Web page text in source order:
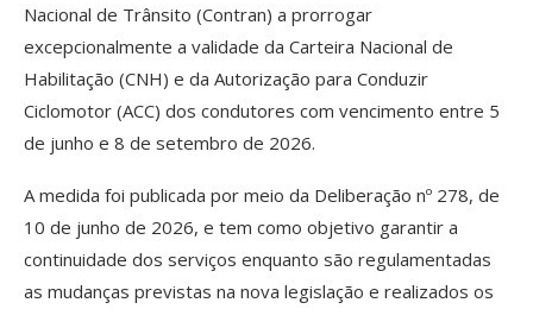
Nacional de Trânsito (Contran) a prorrogar
excepcionalmente a validade da Carteira Nacional de
Habilitação (CNH) e da Autorização para Conduzir
Ciclomotor (ACC) dos condutores com vencimento entre 5
de junho e 8 de setembro de 2026.
A medida foi publicada por meio da Deliberação nº 278, de
10 de junho de 2026, e tem como objetivo garantir a
continuidade dos serviços enquanto são regulamentadas
as mudanças previstas na nova legislação e realizados os